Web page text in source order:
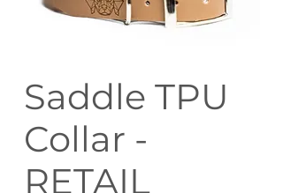
Saddle TPU
Collar -
RETAIL